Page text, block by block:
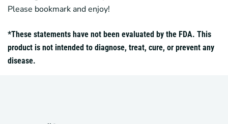
Please bookmark and enjoy!
*These statements have not been evaluated by the FDA. This
product is not intended to diagnose, treat, cure, or prevent any
disease.